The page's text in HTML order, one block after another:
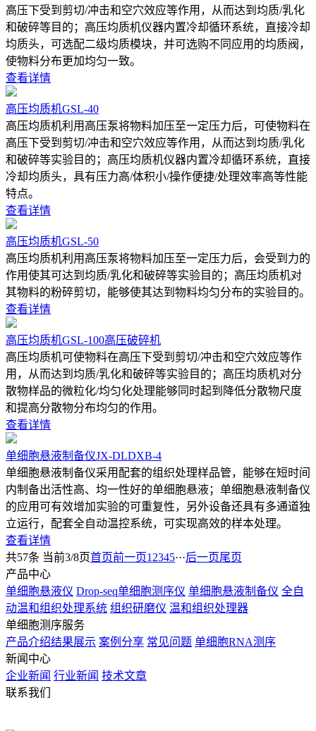
高压下受到剪切/冲击和空穴效应等作用，从而达到均质/乳化
和破碎等目的；高压均质机仪器内置冷却循环系统，直接冷却
均质头，可选配二级均质模块，并可选购不同应用的均质阀，
使物料分布更加均匀一致。
查看详情
高压均质机GSL-40
高压均质机利用高压泵将物料加压至一定压力后，可使物料在
高压下受到剪切/冲击和空穴效应等作用，从而达到均质/乳化
和破碎等实验目的；高压均质机仪器内置冷却循环系统，直接
冷却均质头，具有压力高/体积小/操作便捷/处理效率高等性能
特点。
查看详情
高压均质机GSL-50
高压均质机利用高压泵将物料加压至一定压力后，会受到力的
作用使其可达到均质/乳化和破碎等实验目的；高压均质机对
其物料的粉碎剪切，能够使其达到物料均匀分布的实验目的。
查看详情
高压均质机GSL-100高压破碎机
高压均质机可使物料在高压下受到剪切/冲击和空穴效应等作
用，从而达到均质/乳化和破碎等实验目的；高压均质机对分
散物样品的微粒化/均匀化处理能够同时起到降低分散物尺度
和提高分散物分布均匀的作用。
查看详情
单细胞悬液制备仪JX-DLDXB-4
单细胞悬液制备仪采用配套的组织处理样品管，能够在短时间
内制备出活性高、均一性好的单细胞悬液；单细胞悬液制备仪
的应用可有效增加实验的可重复性，另外设备还具有多通道独
立运行，配套全自动温控系统，可实现高效的样本处理。
查看详情
共57条 当前3/8页首页前一页1 2345···后一页尾页
产品中心
单细胞悬液仪 Drop-seq单细胞测序仪 单细胞悬液制备仪 全自
动温和组织处理系统 组织研磨仪 温和组织处理器
单细胞测序服务
产品介绍结果展示 案例分享 常见问题 单细胞RNA测序
新闻中心
企业新闻 行业新闻 技术文章
联系我们